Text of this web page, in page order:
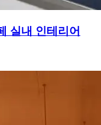
실내 인테리어